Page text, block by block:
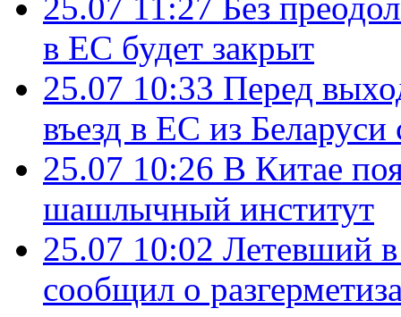
в ЕС будет закрыт
25.07 10:33 Перед
въезд в ЕС из Беларуси
25.07 10:26 В Китае
шашлычный институт
25.07 10:02 Летевший
сообщил о